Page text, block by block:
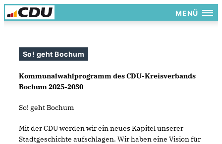
MENÜ
So! geht Bochum
Kommunalwahlprogramm des CDU-Kreisverbands
Bochum 2025-2030
So! geht Bochum
Mit der CDU werden wir ein neues Kapitel unserer
Stadtgeschichte aufschlagen. Wir haben eine Vision für